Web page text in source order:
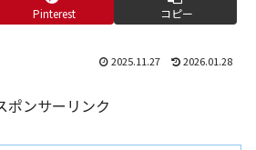
Pinterest コピー
2025.11.27 2026.01.28
ポンサーリンク